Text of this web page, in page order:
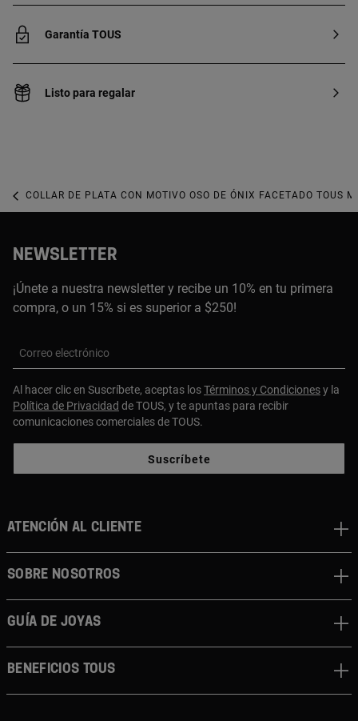
Garantía TOUS
Listo para regalar
COLLAR DE PLATA CON MOTIVO OSO DE ÓNIX FACETADO TOUS
NEWSLETTER
¡Únete a nuestra newsletter y recibe un 10% en tu primera
compra, o un 15% si es superior a $250!
Correo electrónico
Al hacer clic en Suscríbete, aceptas losTérminos y Condicionesy la
Política de Privacidad de TOUS, y te apuntas para recibir
comunicaciones comerciales de TOUS.
Suscríbete
ATENCIÓN AL CLIENTE
SOBRE NOSOTROS
GUÍA DE JOYAS
BENEFICIOS TOUS